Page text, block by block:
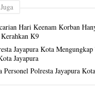
Hari Keenam Korban
K9
Jayapura Kota
Jayapura
Personel Polresta Jayapura